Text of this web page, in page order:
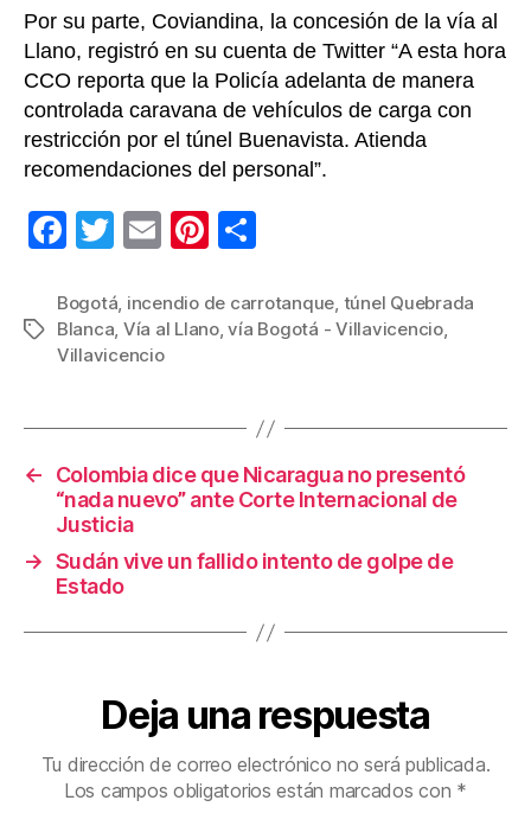
Por su parte, Coviandina, la concesión de la vía al
Llano, registró en su cuenta de Twitter “A esta hora
CCO reporta que la Policía adelanta de manera
controlada caravana de vehículos de carga con
restricción por el túnel Buenavista. Atienda
recomendaciones del personal”.
F
c
e
o
o
k
T
tt
er
E
ail
Pi
er
e
m
p
tir
Etiquetas
Bogotá, incendio de carrotanque, túnel Quebrada
Blanca, Vía al Llano,vía Bogotá - Villavicencio,
Villavicencio
←
Colombia dice que Nicaragua no presentó
“nada nuevo” ante Corte Internacional de
Justicia
→ Sudán vive un fallido intento de golpe de
Estado
Deja una respuesta
Tu dirección de correo electrónico no será publicada.
Los campos obligatorios están marcados con *